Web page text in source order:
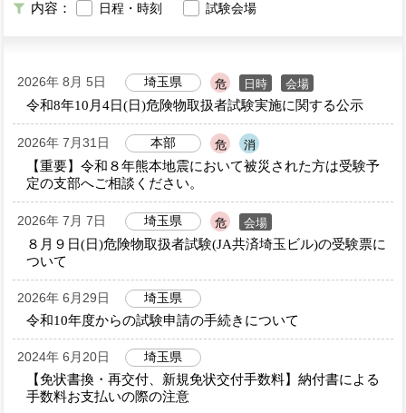
内容： 日程・時刻 試験会場
2026年 8月 5日 埼玉県 危 日時 会場
令和8年10月4日(日)危険物取扱者試験実施に関する公示
2026年 7月31日 本部 危 消
【重要】令和８年熊本地震において被災された方は受験予
定の支部へご相談ください。
2026年 7月 7日 埼玉県 危 会場
８月９日(日)危険物取扱者試験(JA共済埼玉ビル)の受験票に
ついて
2026年 6月29日 埼玉県
令和10年度からの試験申請の手続きについて
2024年 6月20日 埼玉県
【免状書換・再交付、新規免状交付手数料】納付書による
手数料お支払いの際の注意